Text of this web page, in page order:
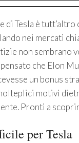
di Tesla è tutt’altro
nei mercati
non sembrano
che Elon
un bonus
motivi
Pronti a
per Tesla